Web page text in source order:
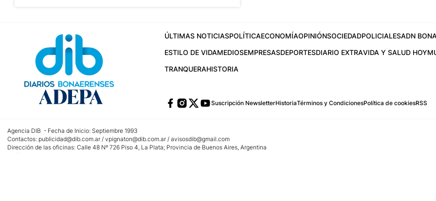
ÚLTIMAS NOTICIASPOLÍTICAECONOMÍAOPINIÓNSOCIEDADPOLICIALESADN
ESTILO DE VIDAMEDIOSEMPRESASDEPORTESDIARIO EXTRAVIDA Y SALUD HOY
TRANQUERAHISTORIA
Suscripción NewsletterHistoriaTérminos y CondicionesPolítica de cookiesRSS
Agencia DIB - Fecha de Inicio: Septiembre 1993
Contactos: publicidad@dib.com.ar / vpignaton@dib.com.ar / avisosdib@gmail.com
Dirección de las oficinas: Calle 48 Nº 726 Piso 4, La Plata; Provincia de Buenos Aires, Argentina
Teléfono: +5492215022421 - Whatsapp: +5492215031783